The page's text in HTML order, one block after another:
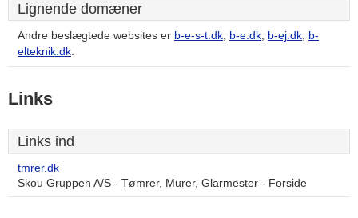
Lignende domæner
Andre beslægtede websites er b-e-s-t.dk, b-e.dk, b-ej.dk, b-
elteknik.dk.
Links
Links ind
tmrer.dk
Skou Gruppen A/S - Tømrer, Murer, Glarmester - Forside